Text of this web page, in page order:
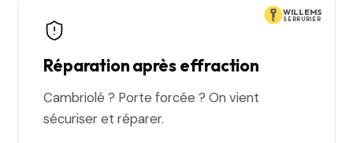
WILLEMS
SERRURIER
Réparation après effraction
Cambriolé ? Porte forcée ? On vient
sécuriser et réparer.